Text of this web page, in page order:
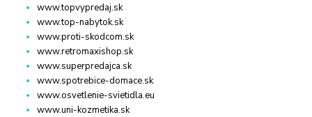
www.topvypredaj.sk
www.top-nabytok.sk
www.proti-skodcom.sk
www.retromaxishop.sk
www.superpredajca.sk
www.spotrebice-domace.sk
www.osvetlenie-svietidla.eu
www.uni-kozmetika.sk